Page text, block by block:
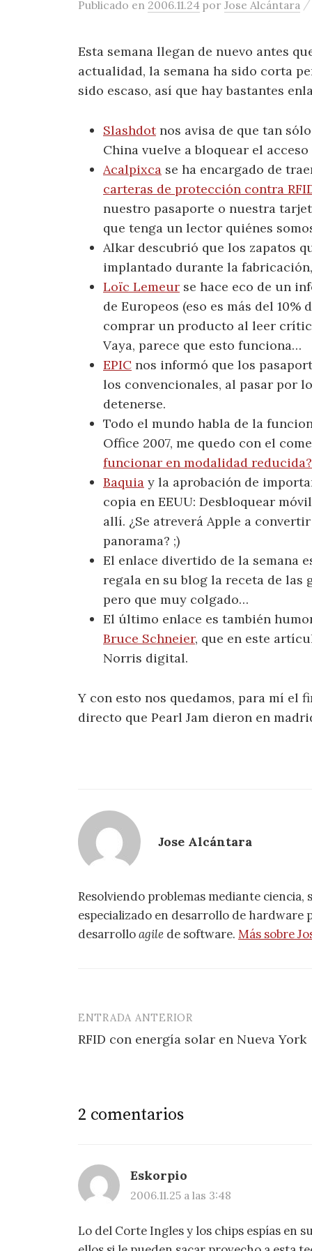
Publicado en 2006.11.24 por Jose Alcántara
Esta semana llegan de nuevo antes
actualidad, la semana ha sido corta
sido escaso, así que hay bastantes
Slashdotnos avisa de que tan
China vuelve a bloquear el
Acalpixca se ha encargado de
carteras de protección contra
nuestro pasaporte o nuestra
que tenga un lector quiénes
Alkar descubrió que los zapatos
implantado durante la
Loïc Lemeur se hace eco de un
de Europeos (eso es más del
comprar un producto al leer
Vaya, parece que esto funciona…
EPIC nos informó que los
los convencionales, al pasar por
detenerse.
Todo el mundo habla de la
Office 2007, me quedo con el
funcionar en modalidad reducida?
Baquia y la aprobación de
copia en EEUU: Desbloquear
allí. ¿Se atreverá Apple a
panorama? ;)
El enlace divertido de la semana
regala en su blog la receta de las
pero que muy colgado…
El último enlace es también
Bruce Schneier, que en este
Norris digital.
Y con esto nos quedamos, para mí el
directo que Pearl Jam dieron en
Jose Alcántara
Resolviendo problemas mediante
especializado en desarrollo de hardware
desarrolloagile de software. Más sobre
Navegación
de
ENTRADA ANTERIOR
RFID con energía solar en Nueva York
2 comentarios
Eskorpio
2006.11.25 a las 3:48
Lo del Corte Ingles y los chips espías en